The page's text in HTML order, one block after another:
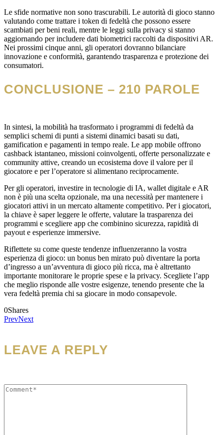
Le sfide normative non sono trascurabili. Le autorità di gioco stanno
valutando come trattare i token di fedeltà che possono essere
scambiati per beni reali, mentre le leggi sulla privacy si stanno
aggiornando per includere dati biometrici raccolti da dispositivi AR.
Nei prossimi cinque anni, gli operatori dovranno bilanciare
innovazione e conformità, garantendo trasparenza e protezione dei
consumatori.
CONCLUSIONE – 210 PAROLE
In sintesi, la mobilità ha trasformato i programmi di fedeltà da
semplici schemi di punti a sistemi dinamici basati su dati,
gamification e pagamenti in tempo reale. Le app mobile offrono
cashback istantaneo, missioni coinvolgenti, offerte personalizzate e
community attive, creando un ecosistema dove il valore per il
giocatore e per l’operatore si alimentano reciprocamente.
Per gli operatori, investire in tecnologie di IA, wallet digitale e AR
non è più una scelta opzionale, ma una necessità per mantenere i
giocatori attivi in un mercato altamente competitivo. Per i giocatori,
la chiave è saper leggere le offerte, valutare la trasparenza dei
programmi e scegliere app che combinino sicurezza, rapidità di
payout e esperienze immersive.
Riflettete su come queste tendenze influenzeranno la vostra
esperienza di gioco: un bonus ben mirato può diventare la porta
d’ingresso a un’avventura di gioco più ricca, ma è altrettanto
importante monitorare le proprie spese e la privacy. Scegliete l’app
che meglio risponde alle vostre esigenze, tenendo presente che la
vera fedeltà premia chi sa giocare in modo consapevole.
0Shares
PrevNext
LEAVE A REPLY